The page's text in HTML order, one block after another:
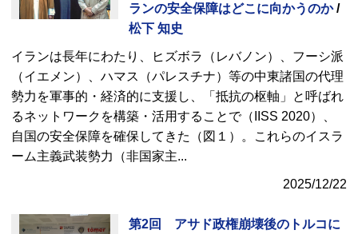
ランの安全保障はどこに向かうのか/
松下 知史
イランは長年にわたり、ヒズボラ（レバノン）、フーシ派
（イエメン）、ハマス（パレスチナ）等の中東諸国の代理
勢力を軍事的・経済的に支援し、「抵抗の枢軸」と呼ばれ
るネットワークを構築・活用することで（IISS 2020）、
自国の安全保障を確保してきた（図１）。これらのイスラ
ーム主義武装勢力（非国家主...
2025/12/22
第2回 アサド政権崩壊後のトルコに